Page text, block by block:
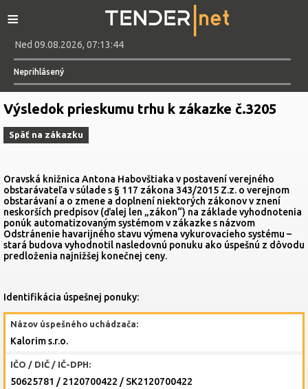
≡
Ned 09.08.2026, 07:13:44
Neprihlásený
Výsledok prieskumu trhu k zákazke č.3205
Späť na zákazku
Oravská knižnica Antona Habovštiaka v postavení verejného
obstarávateľa v súlade s § 117 zákona 343/2015 Z.z. o verejnom
obstarávaní a o zmene a doplnení niektorých zákonov v znení
neskorších predpisov (ďalej len „zákon“) na základe vyhodnotenia
ponúk automatizovaným systémom v zákazke s názvom
Odstránenie havarijného stavu výmena vykurovacieho systému –
stará budova vyhodnotil nasledovnú ponuku ako úspešnú z dôvodu
predloženia najnižšej konečnej ceny.
Identifikácia úspešnej ponuky:
Názov úspešného uchádzača:
Kalorim s.r.o.
IČO / DIČ / IČ-DPH:
50625781 / 2120700422 / SK2120700422